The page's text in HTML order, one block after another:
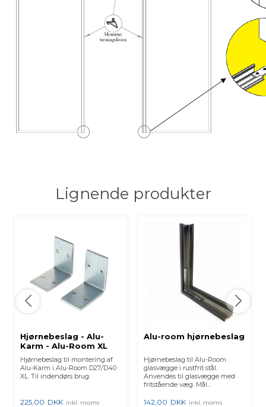
Lignende produkter
Hjørnebeslag - Alu-
Karm - Alu-Room XL
Hjørnebeslag til montering af
Alu-Karm i Alu-Room D27/D40
XL. Til indendørs brug.
225,00 DKK inkl. moms
Alu-room hjørnebeslag
Hjørnebeslag til Alu-Room
glasvægge i rustfrit stål.
Anvendes til glasvægge med
fritstående væg. Mål...
142,00 DKK inkl. moms